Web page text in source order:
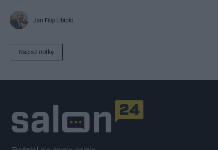
Jan Filip Libicki
Napisz notkę